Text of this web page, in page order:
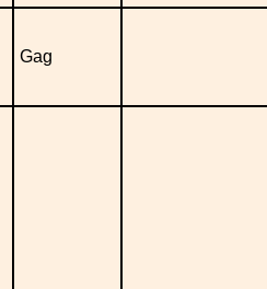
Gag